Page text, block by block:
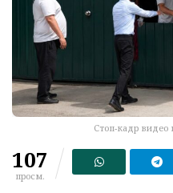
Стоп-кадр видео
107
просм.